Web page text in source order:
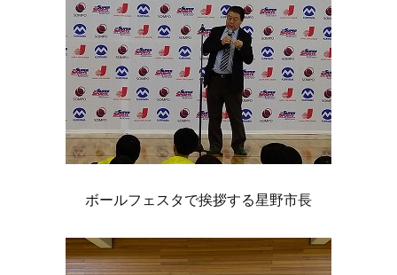
ボールフェスタで挨拶する星野市長